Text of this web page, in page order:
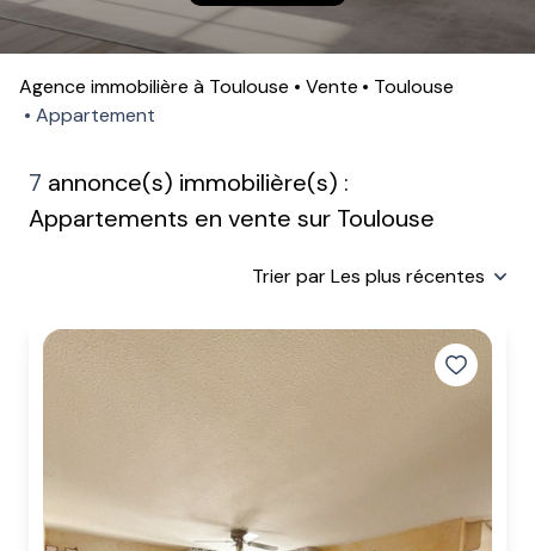
contactez-
nous
Agence immobilière à Toulouse Vente
Toulouse
Appartement
7 annonce(s) immobilière(s) :
Appartements en vente sur Toulouse
Trier par Les plus récentes